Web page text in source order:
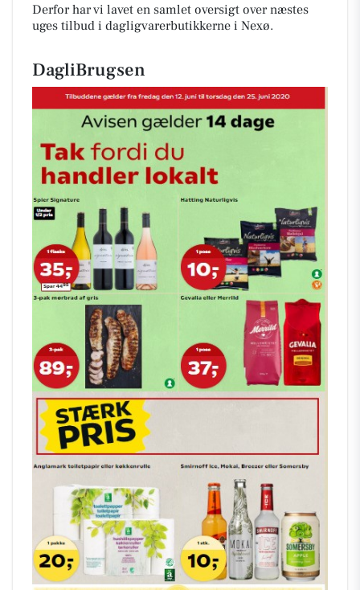
Derfor har vi lavet en samlet oversigt over næstes
uges tilbud i dagligvarerbutikkerne i Nexø.
DagliBrugsen